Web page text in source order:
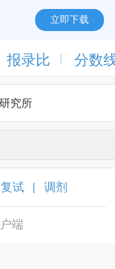
立即下载
报录比 分数
复试 调剂
端